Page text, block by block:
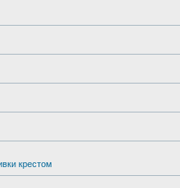
крестом